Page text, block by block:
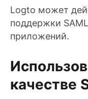
Logto может
поддержки
приложений.
качестве